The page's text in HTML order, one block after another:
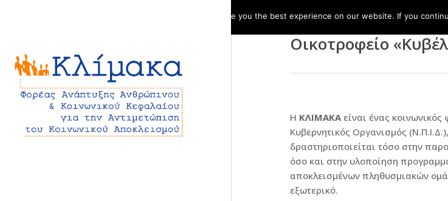
Οικοτροφείο
Η ΚΛΙΜΑΚΑείναι ένας
Κυβερνητικός Οργανισμός
δραστηριοποιείται τόσο στην
όσο και στην υλοποίηση
αποκλεισμένων πληθυσμιακών
εξωτερικό.
We use cookies to ensure that we give you the best experience on our website. If you